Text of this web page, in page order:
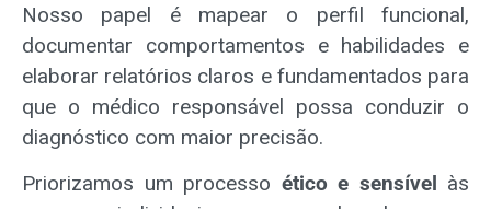
Nosso papel é mapear o perfil funcional,
documentar comportamentos e habilidades e
elaborar relatórios claros e fundamentados para
que o médico responsável possa conduzir o
diagnóstico com maior precisão.
Priorizamos um processo ético e sensível às